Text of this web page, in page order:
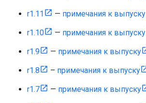
r1.11 — примечания к выпуску
r1.10 — примечания к выпуску
r1.9 — примечания к выпуску
r1.8 – примечания к выпуску
r1.7 — примечания к выпуску